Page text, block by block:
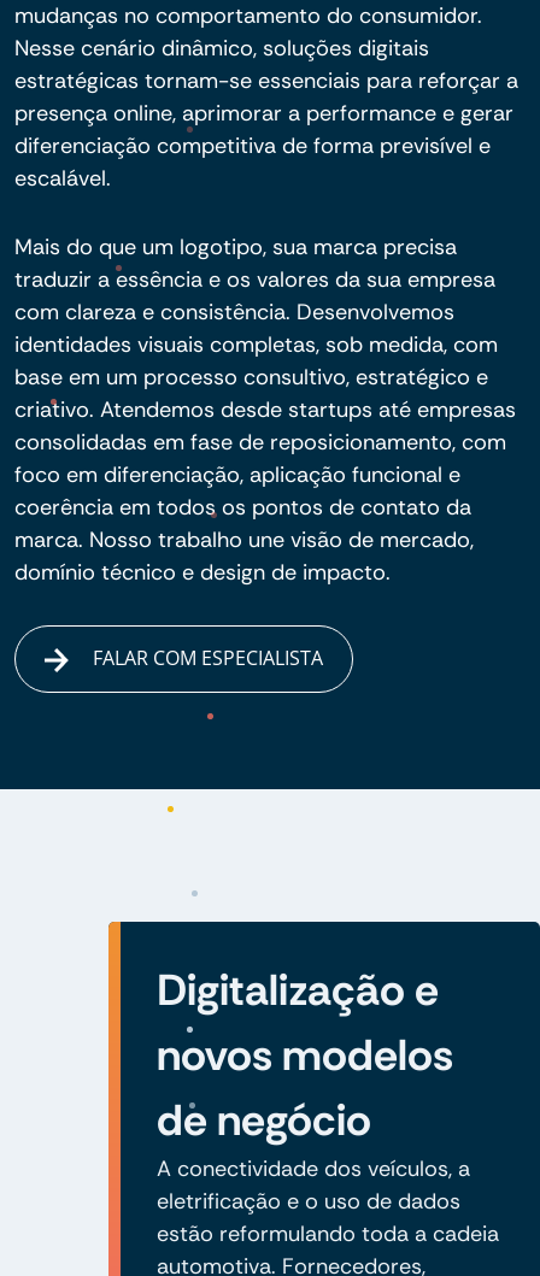
mudanças no comportamento do consumidor.
Nesse cenário dinâmico, soluções digitais
estratégicas tornam-se essenciais para reforçar a
presença online, aprimorar a performance e gerar
diferenciação competitiva de forma previsível e
escalável.
Mais do que um logotipo, sua marca precisa
traduzir a essência e os valores da sua empresa
com clareza e consistência. Desenvolvemos
identidades visuais completas, sob medida, com
base em um processo consultivo, estratégico e
criativo. Atendemos desde startups até empresas
consolidadas em fase de reposicionamento, com
foco em diferenciação, aplicação funcional e
coerência em todos os pontos de contato da
marca. Nosso trabalho une visão de mercado,
domínio técnico e design de impacto.
FALAR COM ESPECIALISTA
Digitalização e
novos modelos
de negócio
A conectividade dos veículos, a
eletrificação e o uso de dados
estão reformulando toda a cadeia
automotiva. Fornecedores,